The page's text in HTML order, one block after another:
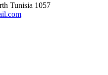
Tunisia 1057